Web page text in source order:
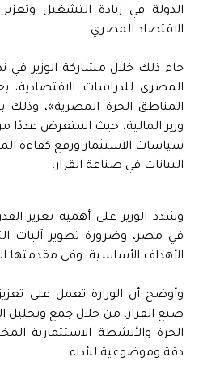
الدولة في زيادة التشغيل
الاقتصاد المصري.
جاء ذلك خلال مشاركة الوزير في
المصري للدراسات
المناطق الحرة المصرية»،
وزير المالية، حيث استعرض عددًا
سياسات الاستثمار ورفع كفاءة
البيانات في صناعة القرار.
وشدد الوزير على أهمية تعزيز
في مصر، وضرورة تطوير آليات
الأهداف الأساسية، وفي مقدمتها
وأوضح أن الوزارة تعمل على
صنع القرار، من خلال جمع وتحليل
الحرة والأنشطة الاستثمارية
دقة وموضوعية للأداء.